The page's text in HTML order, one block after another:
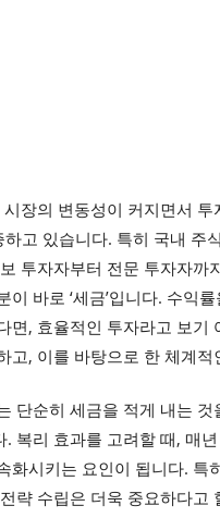
장의 변동성이 커지면서
고 있습니다. 특히 국내 주
투자자부터 전문 투자자까
이 바로 ‘세금’입니다. 수익
면, 효율적인 투자라고 보기
고, 이를 바탕으로 한 체계
단순히 세금을 적게 내는
. 복리 효과를 고려할 때, 매
화시키는 요인이 됩니다.
략 수립은 더욱 중요하다고